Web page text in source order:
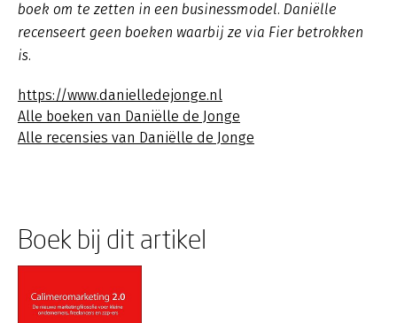
boek om te zetten in een businessmodel. Daniëlle
recenseert geen boeken waarbij ze via Fier betrokken
is.
https://www.danielledejonge.nl
Alle boeken van Daniëlle de Jonge
Alle recensies van Daniëlle de Jonge
Boek bij dit artikel